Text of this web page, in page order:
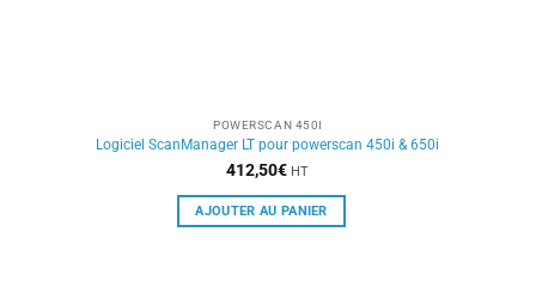
POWERSCAN 450I
Logiciel ScanManager LT pour powerscan 450i & 650i
412,50€ HT
AJOUTER AU PANIER